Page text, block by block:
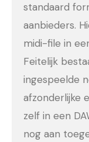
standaard
aanbieders.
midi-file in
Feitelijk
ingespeelde
afzonderlijke
zelf in een
nog aan